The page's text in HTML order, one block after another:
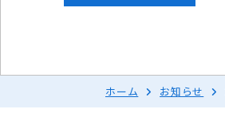
ホーム お知らせ